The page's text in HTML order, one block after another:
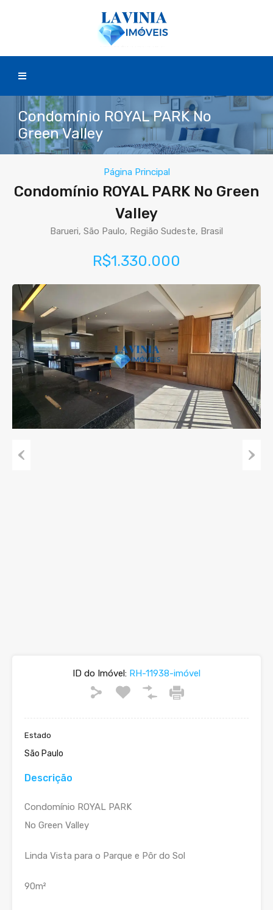
Condomínio ROYAL PARK No
Green Valley
Página Principal
Condomínio ROYAL PARK No Green
Valley
Barueri, São Paulo, Região Sudeste, Brasil
R$1.330.000
ID do Imóvel: RH-11938-imóvel
Estado
São Paulo
Descrição
Condomínio ROYAL PARK
No Green Valley
Linda Vista para o Parque e Pôr do Sol
90m²